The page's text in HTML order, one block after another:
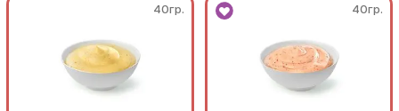
40гр. 40гр.